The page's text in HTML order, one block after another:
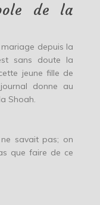
de la
depuis la
sans doute la
jeune fille de
donne au
Shoah.
savait pas; on
que faire de ce